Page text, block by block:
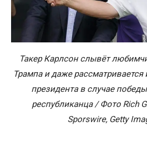
Такер Карлсон слывёт
Трампа и даже
президента в случае
республиканца / Фото Rich
Sporswire, Getty